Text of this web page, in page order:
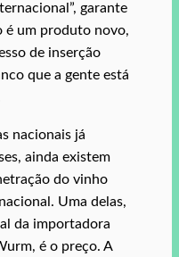
garante
é um produto novo,
de inserção
que a gente está
nacionais já
ainda existem
do vinho
Uma delas,
da importadora
é o preço. A